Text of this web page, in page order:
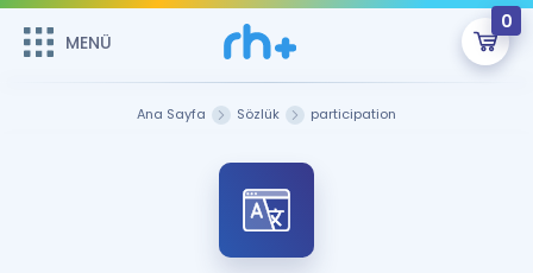
MENÜ
0
Sepetin Şu An Boş.
Remzi Hoca ile seni sınava hazırlayacak onlarca eğitim seni
bekliyor!
MENÜ
Ana Sayfa Sözlük participation